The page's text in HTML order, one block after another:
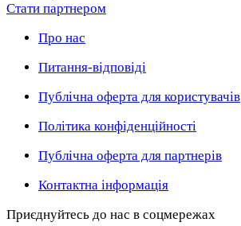
Стати партнером
Про нас
Питання-відповіді
Публічна оферта для користувачів
Політика конфіденційності
Публічна оферта для партнерів
Контактна інформація
Приєднуйтесь до нас в соцмережах